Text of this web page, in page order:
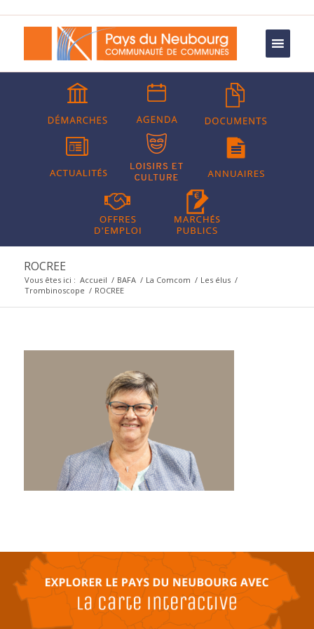
ROCREE
Vous êtes ici : Accueil / BAFA / La Comcom / Les élus /
Trombinoscope / ROCREE